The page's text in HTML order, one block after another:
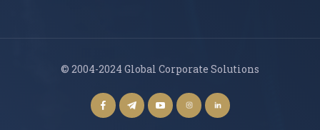
© 2004-2024 Global Corporate Solutions